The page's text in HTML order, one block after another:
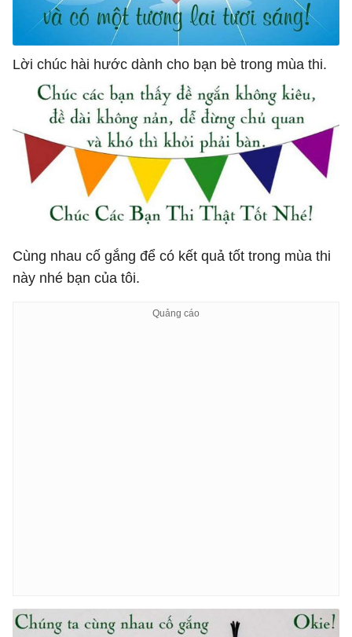
Lời chúc hài hước dành cho bạn bè trong mùa thi.
Cùng nhau cố gắng để có kết quả tốt trong mùa thi
này nhé bạn của tôi.